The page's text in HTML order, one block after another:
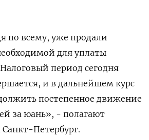
по всему, уже продали
для уплаты
период сегодня
и в дальнейшем курс
постепенное движение
за юань», - полагают
Петербург.